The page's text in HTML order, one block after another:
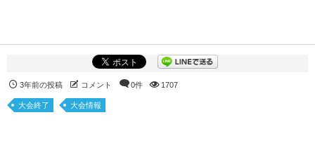
3年前の投稿 コメント 0件 1707
大会終了 大会情報